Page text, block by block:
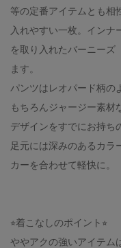
等の定番アイテムとも相
入れやすい一枚。インナ
を取り入れたバーニー
ます。
パンツはレオパード柄の
もちろんジャージー素材
デザインをすでにお持ち
足元には深みのあるカラ
カーを合わせて軽快に。
⭐︎着こなしのポイント⭐︎
ややアクの強いアイテム